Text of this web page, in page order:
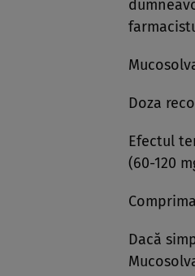
Doza
Efectul
(60-120
Dacă